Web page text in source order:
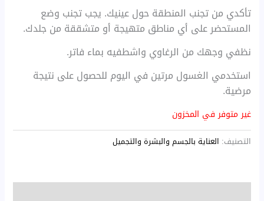
تأكدي من تجنب المنطقة حول عينيك. يجب تجنب وضع
المستحضر على أي مناطق متهيجة أو متشققة من جلدك.
نظفي وجهك من الرغاوي واشطفيه بماء فاتر.
استخدمي الغسول مرتين في اليوم للحصول على نتيجة
مرضية.
غير متوفر في المخزون
التصنيف: العناية بالجسم والبشرة والتجميل